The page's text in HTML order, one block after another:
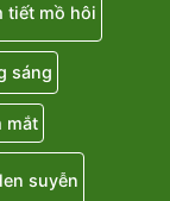
tiết mồ hôi
sáng
mắt